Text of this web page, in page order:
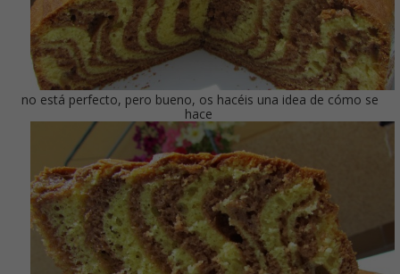
no está perfecto, pero bueno, os hacéis una idea de cómo se
hace